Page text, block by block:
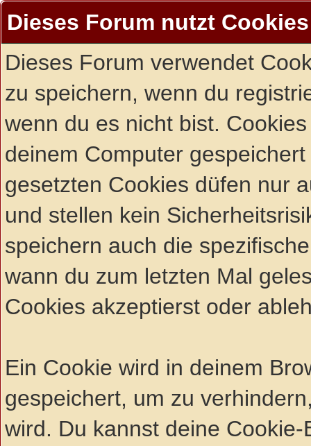
Dieses Forum nutzt Cookies
Dieses Forum verwendet
zu speichern, wenn du
wenn du es nicht bist.
deinem Computer
gesetzten Cookies düfen nur
und stellen kein
speichern auch die
wann du zum letzten Mal
Cookies akzeptierst oder
Ein Cookie wird in deinem
gespeichert, um zu
wird. Du kannst deine